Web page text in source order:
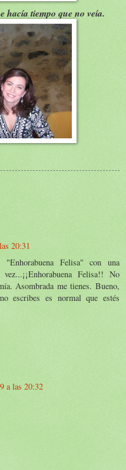
hacía tiempo que no veía.
20:31
Felisa" con una
Felisa!! No
Asombrada me tienes. Bueno,
escribes es normal que estés
a las 20:32